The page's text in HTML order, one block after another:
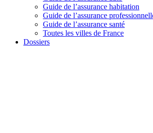
Guide de l’assurance habitation
Guide de l’assurance
Guide de l’assurance santé
Toutes les villes de France
Dossiers